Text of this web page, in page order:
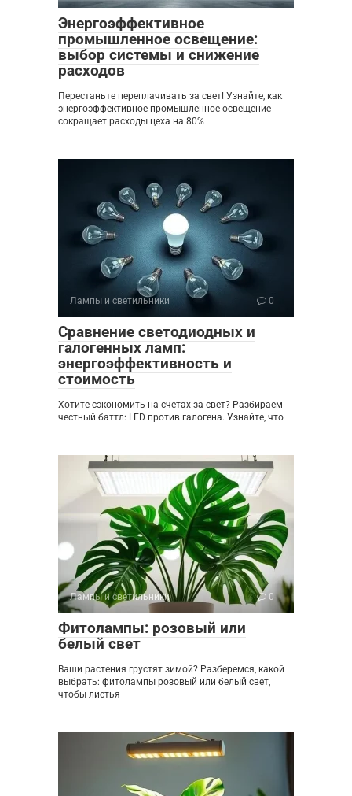
Энергоэффективное
промышленное освещение:
выбор системы и снижение
расходов
Перестаньте переплачивать за свет! Узнайте, как
энергоэффективное промышленное освещение
сокращает расходы цеха на 80%
Лампы и светильники 0
Сравнение светодиодных и
галогенных ламп:
энергоэффективность и
стоимость
Хотите сэкономить на счетах за свет? Разбираем
честный баттл: LED против галогена. Узнайте, что
Лампы и светильники 0
Фитолампы: розовый или
белый свет
Ваши растения грустят зимой? Разберемся, какой
выбрать: фитолампы розовый или белый свет,
чтобы листья